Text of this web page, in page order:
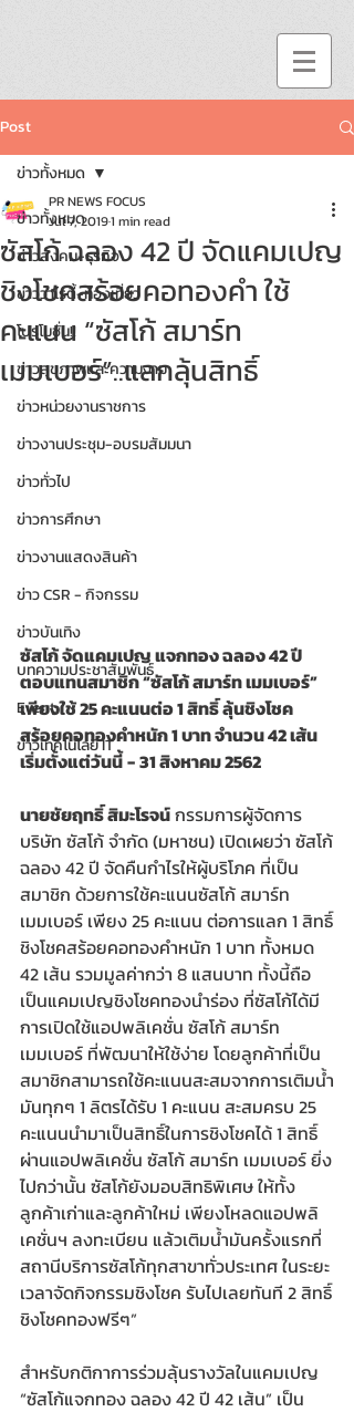
Post
ข่าวทั้งหมด
ข่าวสังคม-ธุรกิจ
ข่าววาไรตี้-ท่องเที่ยว
โปรโมชั่น!!
ข่าวสุขภาพและความงาม
ข่าวหน่วยงานราชการ
ข่าวงานประชุม-อบรมสัมมนา
ข่าวทั่วไป
ข่าวการศึกษา
ข่าวงานแสดงสินค้า
ข่าว CSR - กิจกรรม
ข่าวบันเทิง
บทความประชาสัมพันธ์
Event
ข่าวเทคโนโลยี IT
ข่าวทั้งหมด
ซัสโก้ ฉลอง 42 ปี จัดแคมเปญ
ชิงโชคสร้อยคอทองคำ ใช้
คะแนน “ซัสโก้ สมาร์ท
เมมเบอร์”..แลกลุ้นสิทธิ์
PR NEWS FOCUS
Jul 7, 20191 min read
ซัสโก้ จัดแคมเปญ แจกทอง ฉลอง 42 ปี
ตอบแทนสมาชิก “ซัสโก้ สมาร์ท เมมเบอร์”
เพียงใช้ 25 คะแนนต่อ 1 สิทธิ์ ลุ้นชิงโชค
สร้อยคอทองคำหนัก 1 บาท จำนวน 42 เส้น
เริ่มตั้งแต่วันนี้-31 สิงหาคม 2562
นายชัยฤทธิ์ สิมะโรจน์ กรรมการผู้จัดการ
บริษัท ซัสโก้ จำกัด (มหาชน) เปิดเผยว่า ซัสโก้
ฉลอง 42 ปี จัดคืนกำไรให้ผู้บริโภค ที่เป็น
สมาชิก ด้วยการใช้คะแนนซัสโก้ สมาร์ท
เมมเบอร์ เพียง 25 คะแนน ต่อการแลก 1 สิทธิ์
ชิงโชคสร้อยคอทองคำหนัก 1 บาท ทั้งหมด
42 เส้น รวมมูลค่ากว่า 8 แสนบาท ทั้งนี้ถือ
เป็นแคมเปญชิงโชคทองนำร่อง ที่ซัสโก้ได้มี
การเปิดใช้แอปพลิเคชั่น ซัสโก้ สมาร์ท
เมมเบอร์ ที่พัฒนาให้ใช้ง่าย โดยลูกค้าที่เป็น
สมาชิกสามารถใช้คะแนนสะสมจากการเติมน้ำ
มันทุกๆ 1 ลิตรได้รับ 1 คะแนน สะสมครบ 25
คะแนนนำมาเป็นสิทธิ์ในการชิงโชคได้ 1 สิทธิ์
ผ่านแอปพลิเคชั่น ซัสโก้ สมาร์ท เมมเบอร์ ยิ่ง
ไปกว่านั้น ซัสโก้ยังมอบสิทธิพิเศษ ให้ทั้ง
ลูกค้าเก่าและลูกค้าใหม่ เพียงโหลดแอปพลิ
เคชั่นฯ ลงทะเบียน แล้วเติมน้ำมันครั้งแรกที่
สถานีบริการซัสโก้ทุกสาขาทั่วประเทศ ในระยะ
เวลาจัดกิจกรรมชิงโชค รับไปเลยทันที 2 สิทธิ์
ชิงโชคทองฟรีๆ”
สำหรับกติกาการร่วมลุ้นรางวัลในแคมเปญ
“ซัสโก้แจกทอง ฉลอง 42 ปี 42 เส้น” เป็น